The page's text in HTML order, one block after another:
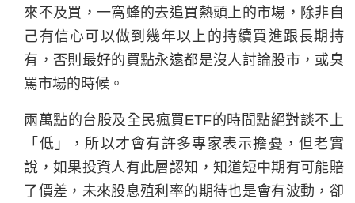
來不及買，一窩蜂的去追買熱頭上的市場，除非自
己有信心可以做到幾年以上的持續買進跟長期持
有，否則最好的買點永遠都是沒人討論股市，或臭
罵市場的時候。
兩萬點的台股及全民瘋買ETF的時間點絕對談不上
「低」，所以才會有許多專家表示擔憂，但老實
說，如果投資人有此層認知，知道短中期有可能賠
了價差，未來股息殖利率的期待也是會有波動，卻